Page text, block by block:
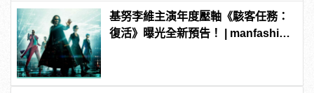
基努李維主演年度壓軸《駭客任務：
復活》曝光全新預告！ | manfashion